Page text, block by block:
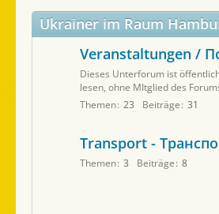
Ukrainer im Raum
Veranstaltungen /
Dieses Unterforum ist
lesen, ohne MItglied des
Themen 23 Beiträge 31
Transport -
Themen 3 Beiträge 8